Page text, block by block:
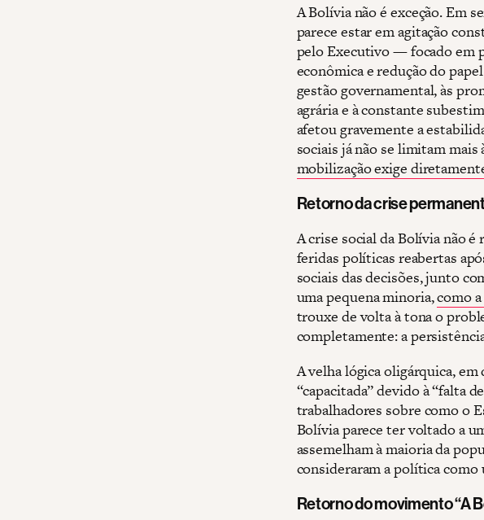
A Bolívia não é exceção. Em
parece estar em agitação
pelo Executivo — focado em
econômica e redução do
gestão governamental, às
agrária e à constante
afetou gravemente a
sociais já não se limitam
mobilização exige
Retorno da crise
A crise social da Bolívia não
feridas políticas reabertas
sociais das decisões, junto
uma pequena minoria,como
trouxe de volta à tona o
completamente: a
A velha lógica oligárquica,
“capacitada” devido à “falta
trabalhadores sobre como o
Bolívia parece ter voltado a
assemelham à maioria da
consideraram a política
Retorno do movimento “A